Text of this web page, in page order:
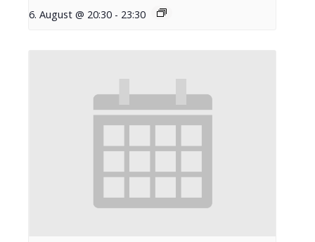
6. August @ 20:30 - 23:30